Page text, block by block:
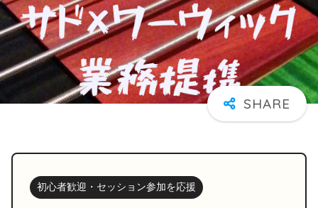
初心者歓迎・セッション参加を応援